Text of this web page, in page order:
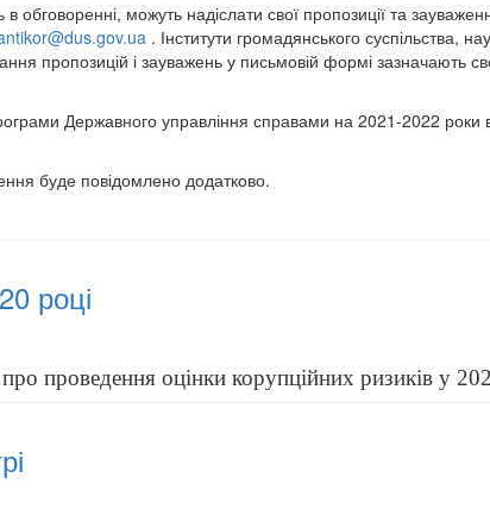
обговоренні, можуть надіслати свої пропозиції та
. Інститути громадянського суспільства,
пропозицій і зауважень у письмовій формі зазначають
Державного управління справами на 2021-2022 роки
буде повідомлено додатково.
році
проведення оцінки корупційних ризиків у